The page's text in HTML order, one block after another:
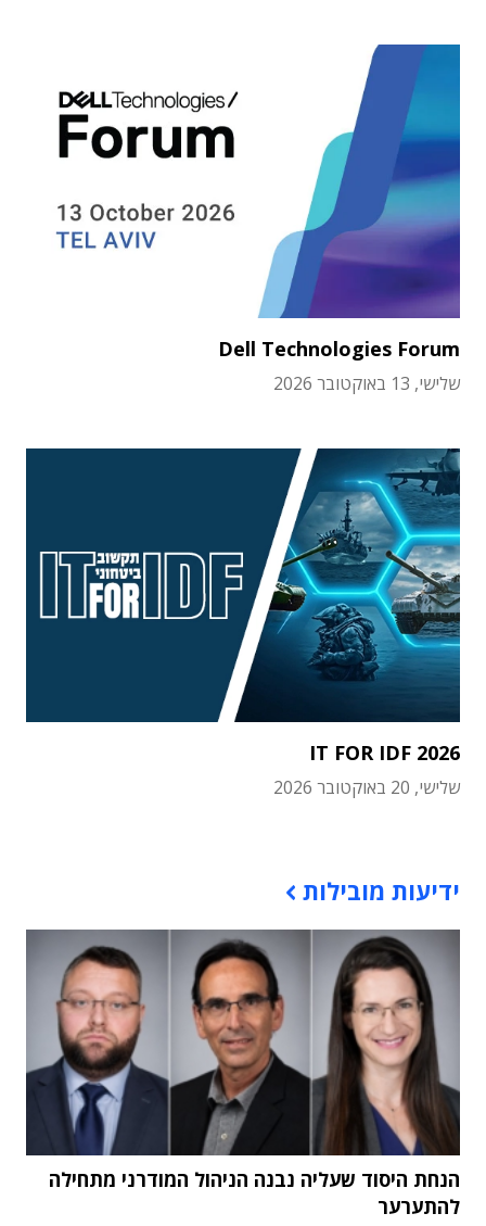
Dell Technologies Forum
שלישי, 13 באוקטובר 2026
IT FOR IDF 2026
שלישי, 20 באוקטובר 2026
ידיעות מובילות
הנחת היסוד שעליה נבנה הניהול המודרני מתחילה
להתערער